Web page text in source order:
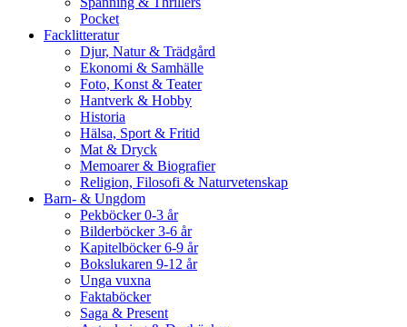
Pocket
Facklitteratur
Djur, Natur & Trädgård
Ekonomi & Samhälle
Foto, Konst & Teater
Hantverk & Hobby
Historia
Hälsa, Sport & Fritid
Mat & Dryck
Memoarer & Biografier
Religion, Filosofi & Naturvetenskap
Barn- & Ungdom
Pekböcker 0-3 år
Bilderböcker 3-6 år
Kapitelböcker 6-9 år
Bokslukaren 9-12 år
Unga vuxna
Faktaböcker
Saga & Present